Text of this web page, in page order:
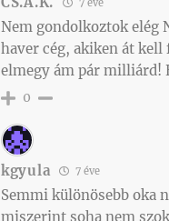
7 éve
Nem gondolkoztok elég
haver cég, akiken át
elmegy ám pár milliárd!
0
kgyula 7 éve
Semmi különösebb oka
miszerint soha nem